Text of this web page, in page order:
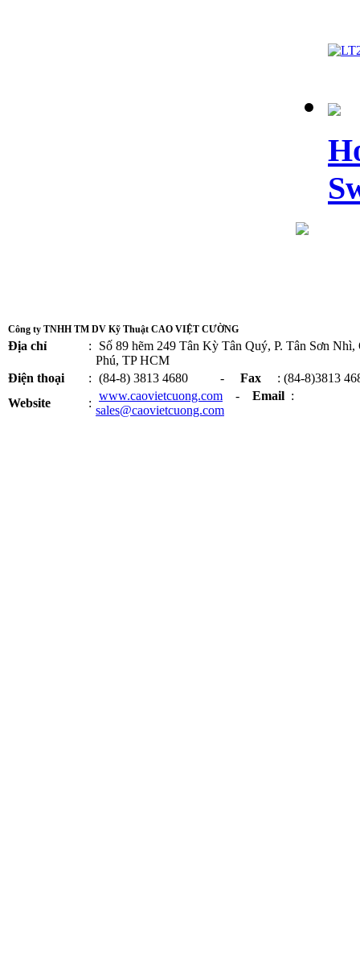
Công ty TNHH TM DV Kỹ Thuật CAO VIỆT CƯỜNG
Địa chỉ :
Số 89 hẽm 249 Tân Kỳ Tân Quý, P. Tân Sơn Nhì,
Phú, TP HCM
Điện thoại
: (84-8) 3813 4680 - Fax
: (84-8)3813
Website
:
www.caovietcuong.com - Email :
sales@caovietcuong.com